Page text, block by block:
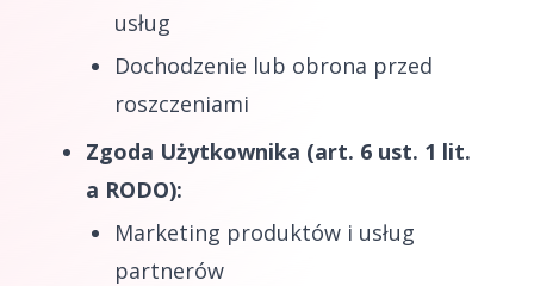
usług
Dochodzenie lub obrona przed
roszczeniami
Zgoda Użytkownika (art. 6 ust. 1 lit.
a RODO):
Marketing produktów i usług
partnerów